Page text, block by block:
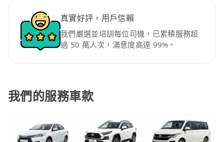
真實好評，用戶信賴
我們嚴選並培訓每位司機，已累積服務超
過 50 萬人次，滿意度高達 99%。
我們的服務車款